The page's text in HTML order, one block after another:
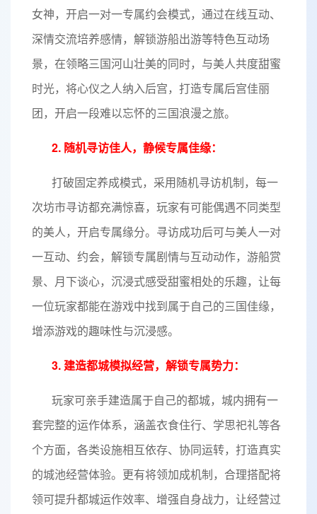
女神，开启一对一专属约会模式，通过在线互动、
深情交流培养感情，解锁游船出游等特色互动场
景，在领略三国河山壮美的同时，与美人共度甜蜜
时光，将心仪之人纳入后宫，打造专属后宫佳丽
团，开启一段难以忘怀的三国浪漫之旅。
2. 随机寻访佳人，静候专属佳缘：
打破固定养成模式，采用随机寻访机制，每一
次坊市寻访都充满惊喜，玩家有可能偶遇不同类型
的美人，开启专属缘分。寻访成功后可与美人一对
一互动、约会，解锁专属剧情与互动动作，游船赏
景、月下谈心，沉浸式感受甜蜜相处的乐趣，让每
一位玩家都能在游戏中找到属于自己的三国佳缘，
增添游戏的趣味性与沉浸感。
3. 建造都城模拟经营，解锁专属势力：
玩家可亲手建造属于自己的都城，城内拥有一
套完整的运作体系，涵盖衣食住行、学思祀礼等各
个方面，各类设施相互依存、协同运转，打造真实
的城池经营体验。更有将领加成机制，合理搭配将
领可提升都城运作效率、增强自身战力，让经营过